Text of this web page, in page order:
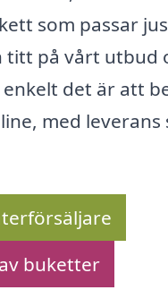
som passar
titt på vårt utbud
det är att
med leverans
buketter